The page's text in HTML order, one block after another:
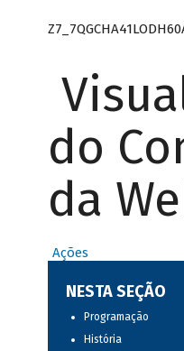
do
da
Ações
NESTA SEÇÃO
Programação
História